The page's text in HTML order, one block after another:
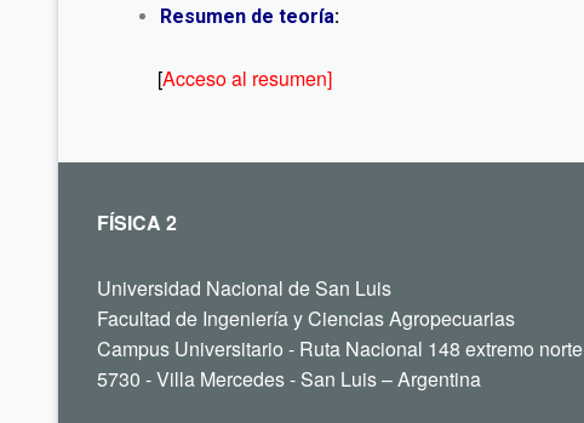
Resumen de teoría:
[Acceso al resumen]
FÍSICA 2
Universidad Nacional de San Luis
Facultad de Ingeniería y Ciencias Agropecuarias
Campus Universitario - Ruta Nacional 148 extremo norte
5730 - Villa Mercedes - San Luis – Argentina